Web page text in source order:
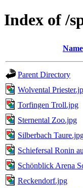
Index of /
Name
Parent Directory
Wolvental
Torfingen Troll.jpg
Sternental Zoo.jpg
Silberbach
Schiefersal Ronin
Schönblick Arena
Reckendorf.jpg